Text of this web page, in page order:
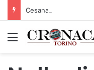
Menu